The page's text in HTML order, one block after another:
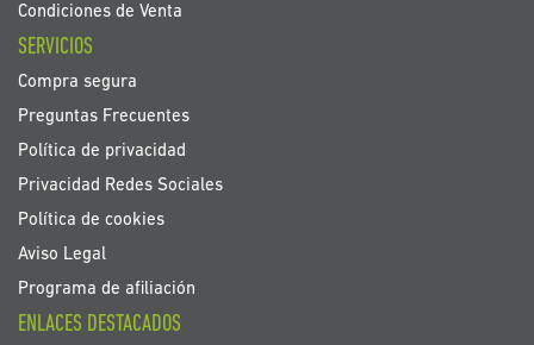
Condiciones de Venta
SERVICIOS
Compra segura
Preguntas Frecuentes
Política de privacidad
Privacidad Redes Sociales
Política de cookies
Aviso Legal
Programa de afiliación
ENLACES DESTACADOS